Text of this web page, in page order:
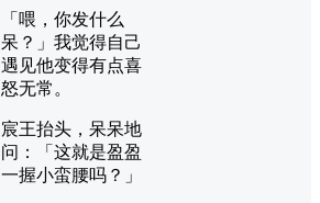
「喂，你发什么
呆？」我觉得自己
遇见他变得有点喜
怒无常。
宸王抬头，呆呆地
问：「这就是盈盈
一握小蛮腰吗？」